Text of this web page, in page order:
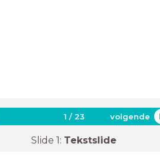
1 /23 volgende
Slide 1: Tekstslide